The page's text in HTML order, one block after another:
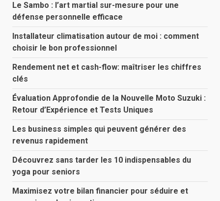
Le Sambo : l’art martial sur-mesure pour une
défense personnelle efficace
Installateur climatisation autour de moi : comment
choisir le bon professionnel
Rendement net et cash-flow: maîtriser les chiffres
clés
Évaluation Approfondie de la Nouvelle Moto Suzuki :
Retour d’Expérience et Tests Uniques
Les business simples qui peuvent générer des
revenus rapidement
Découvrez sans tarder les 10 indispensables du
yoga pour seniors
Maximisez votre bilan financier pour séduire et